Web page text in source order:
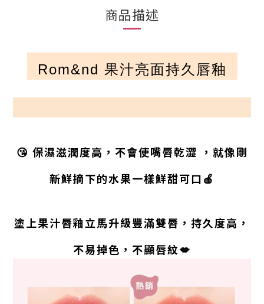
商品描述
Rom&nd 果汁亮面持久唇釉
😘 保濕滋潤度高，不會使嘴唇乾澀 ，就像剛
新鮮摘下的水果一樣鮮甜可口🍎
塗上果汁唇釉立馬升級豐滿雙唇，持久度高，
不易掉色，不顯唇紋 💋